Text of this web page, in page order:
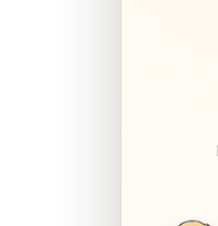
063 217-